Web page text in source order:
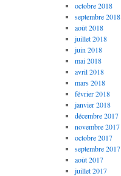
octobre 2018
septembre 2018
août 2018
juillet 2018
juin 2018
mai 2018
avril 2018
mars 2018
février 2018
janvier 2018
décembre 2017
novembre 2017
octobre 2017
septembre 2017
août 2017
juillet 2017